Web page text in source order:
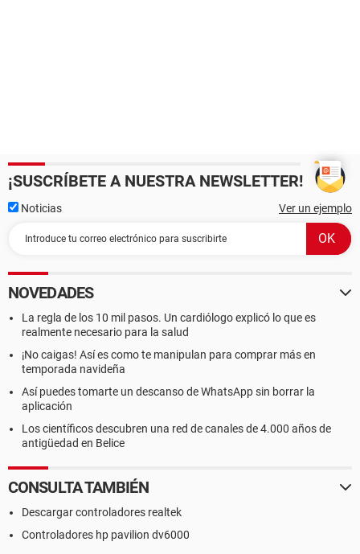
¡SUSCRÍBETE A NUESTRA NEWSLETTER!
Noticias Ver un ejemplo
NOVEDADES
La regla de los 10 mil pasos. Un cardiólogo explicó lo que es
realmente necesario para la salud
¡No caigas! Así es como te manipulan para comprar más en
temporada navideña
Así puedes tomarte un descanso de WhatsApp sin borrar la
aplicación
Los científicos descubren una red de canales de 4.000 años de
antigüedad en Belice
CONSULTA TAMBIÉN
Descargar controladores realtek
Controladores hp pavilion dv6000